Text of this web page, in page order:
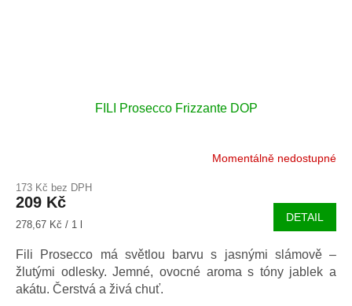
FILI Prosecco Frizzante DOP
Momentálně nedostupné
173 Kč bez DPH
209 Kč
Měrná
278,67 Kč / 1 l
DETAIL
Fili Prosecco má světlou barvu s jasnými slámově –
žlutými odlesky. Jemné, ovocné aroma s tóny jablek a
akátu. Čerstvá a živá chuť.